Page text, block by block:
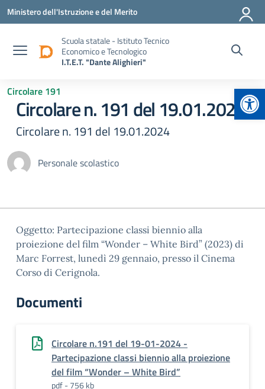
Vai ai contenuti
Vai al menu di navigazione
Vai al footer
Ministero dell'Istruzione e del Merito
Scuola statale - Istituto Tecnico
Economico e Tecnologico
I.T.E.T. "Dante Alighieri"
Circolare 191
Circolare n. 191 del 19.01.2024
Circolare n. 191 del 19.01.2024
Personale scolastico
Oggetto: Partecipazione classi biennio alla
proiezione del film “Wonder – White Bird” (2023) di
Marc Forrest, lunedì 29 gennaio, presso il Cinema
Corso di Cerignola.
Documenti
Circolare n.191 del 19-01-2024 -
Partecipazione classi biennio alla proiezione
del film “Wonder – White Bird”
pdf - 756 kb